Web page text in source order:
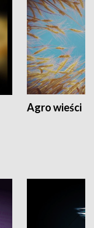
Agro wieści